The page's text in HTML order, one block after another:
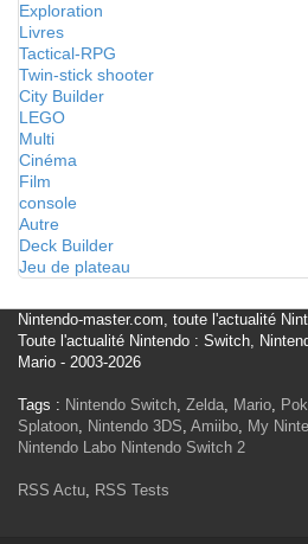
Exploration
Livres
Tactical-RPG
Twin-stick shooter
City Builder
LEGO
Multi
Cinéma
Film
console
Autre
Deck Builder
Jeu de plateau
Nintendo-master.com, toute l'actualité
Toute l'actualité Nintendo : Switch,
Mario - 2003-2026
Tags : Nintendo Switch, Zelda, Mario,
Splatoon, Nintendo 3DS, Amiibo, My
Nintendo Labo Nintendo Switch 2
RSS Actu, RSS Tests